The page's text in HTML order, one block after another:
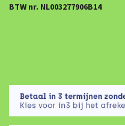
BTW nr. NL003277906B14